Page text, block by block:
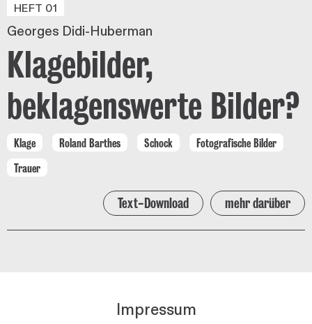
HEFT 01
Georges Didi-Huberman
Klagebilder,
beklagenswerte Bilder?
Klage Roland Barthes Schock
Fotografische Bilder
Trauer
Text-Download mehr darüber
Impressum